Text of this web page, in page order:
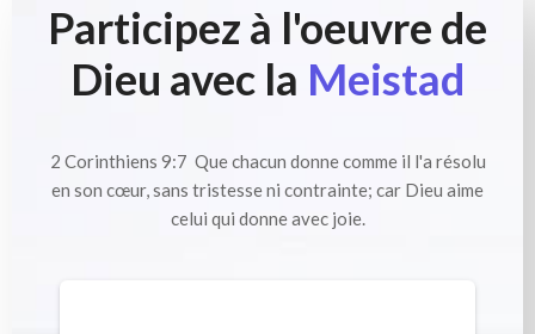
Participez à l'oeuvre de
Dieu avec la Meistad
2 Corinthiens 9:7 Que chacun donne comme il l'a résolu
en son cœur, sans tristesse ni contrainte; car Dieu aime
celui qui donne avec joie.